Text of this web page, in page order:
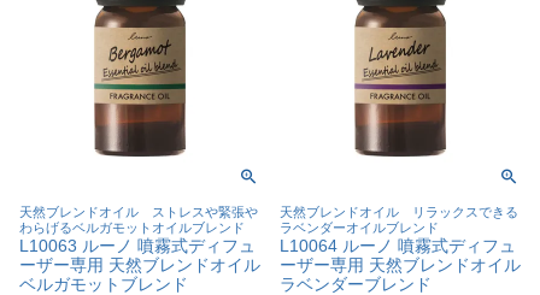
天然ブレンドオイル ストレスや緊張や
わらげるベルガモットオイルブレンド
L10063 ルーノ 噴霧式ディフュ
ーザー専用 天然ブレンドオイル
ベルガモットブレンド
天然ブレンドオイル リラックスできる
ラベンダーオイルブレンド
L10064 ルーノ 噴霧式ディフュ
ーザー専用 天然ブレンドオイル
ラベンダーブレンド